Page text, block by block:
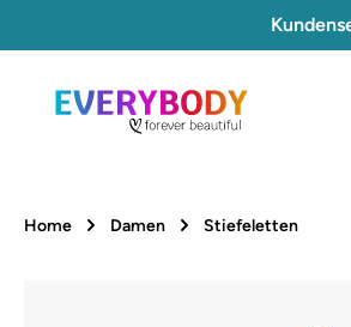
Zur Hauptnavigation springen
Home Damen Stiefeletten